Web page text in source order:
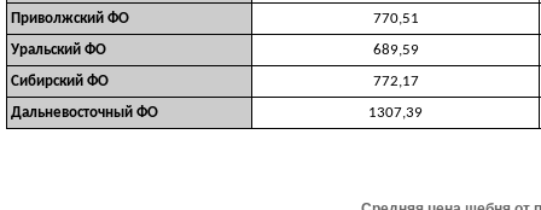
Приволжский ФО
770,51
Уральский ФО
689,59
Сибирский ФО
772,17
Дальневосточный ФО
1307,39